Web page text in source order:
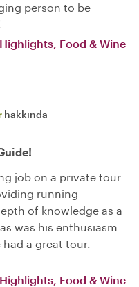
person to be
Food & Wine
hakkında
job on a private tour
running
of knowledge as a
was his enthusiasm
a great tour.
Food & Wine